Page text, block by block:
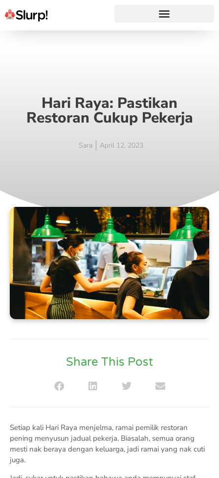
Hari Raya: Pastikan
Restoran Cukup Pekerja
Sara April 12, 2023
Share This Post
Setiap kali Hari Raya menjelma, ramai pemilik restoran
pening menyusun jadual pekerja. Biasalah, semua orang
mesti nak beraya dengan keluarga, jadi ramai yang nak cuti
juga.